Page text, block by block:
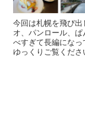
今回は札幌を飛び
オ、パンロール、
べすぎて長編にな
ゆっくりご覧くださ